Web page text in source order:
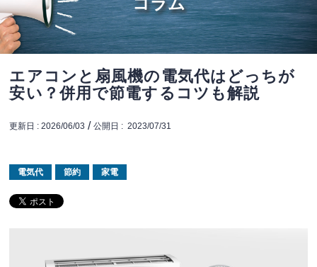
エアコンと扇風機の電気代はどっちが
安い？併用で節電するコツも解説
更新日 :2026/06/03 /公開日 : 2023/07/31
電気代 節約 家電